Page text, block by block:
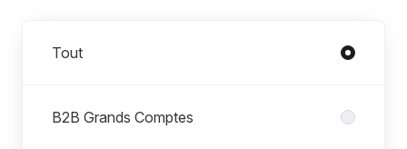
Tout
B2B Grands Comptes